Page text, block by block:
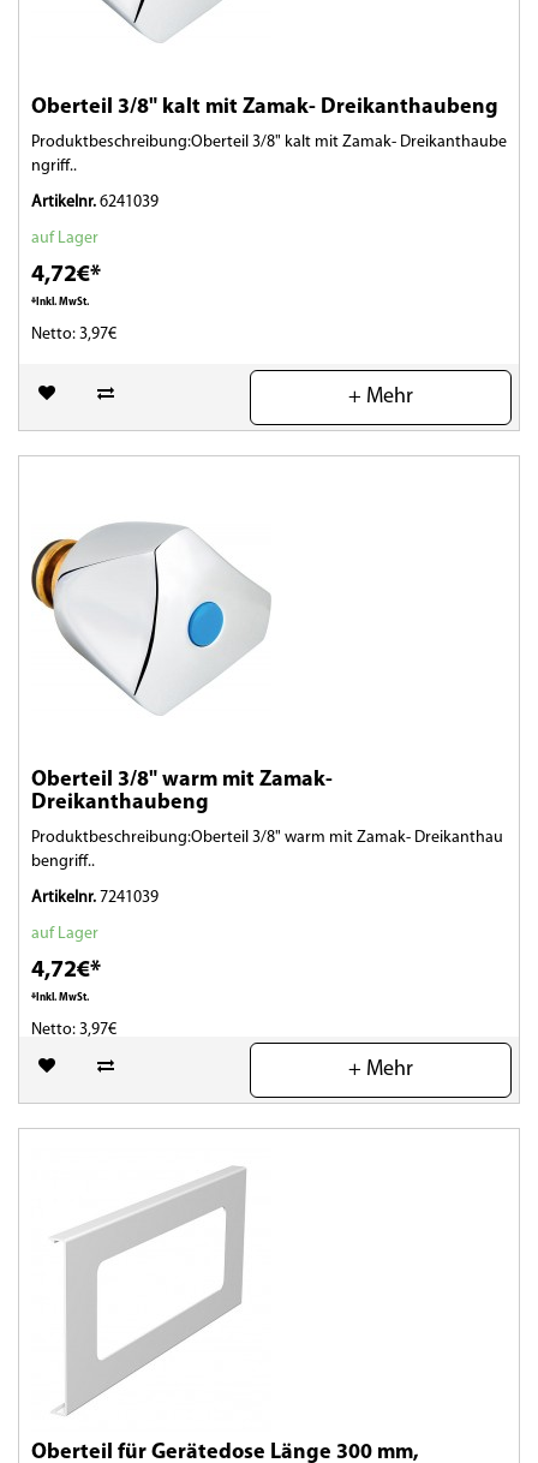
Oberteil 3/8" kalt mit Zamak- Dreikanthaubeng
Produktbeschreibung:Oberteil 3/8" kalt mit Zamak- Dreikanthaube
ngriff..
Artikelnr. 6241039
auf Lager
4,72€*
*Inkl. MwSt.
Netto: 3,97€
(0)
+ Mehr
Oberteil 3/8" warm mit Zamak-
Dreikanthaubeng
Produktbeschreibung:Oberteil 3/8" warm mit Zamak- Dreikanthau
bengriff..
Artikelnr. 7241039
auf Lager
4,72€*
*Inkl. MwSt.
Netto: 3,97€
(0)
+ Mehr
Oberteil für Gerätedose Länge 300 mm,